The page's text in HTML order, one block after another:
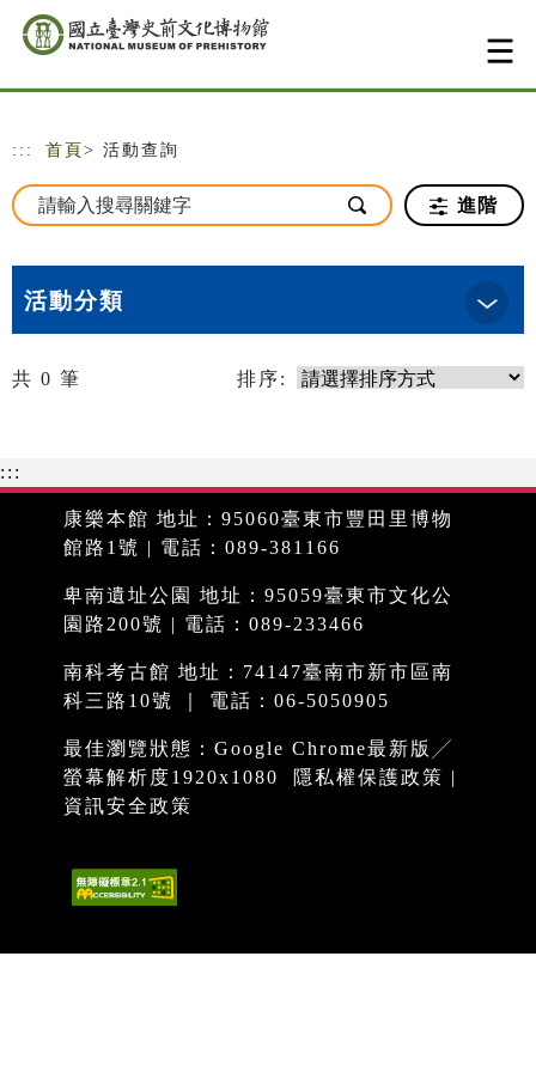
跳到主要內容
網站導覽
::: 首頁 > 活動查詢
進階
活動分類
共 0 筆 排序:
:::
康樂本館 地址：95060臺東市豐田里博物
館路1號 | 電話：089-381166
卑南遺址公園 地址：95059臺東市文化公
園路200號 | 電話：089-233466
南科考古館 地址：74147臺南市新市區南
科三路10號 ｜ 電話：06-5050905
最佳瀏覽狀態：Google Chrome最新版╱
螢幕解析度1920x1080
隱私權保護政策 |
資訊安全政策